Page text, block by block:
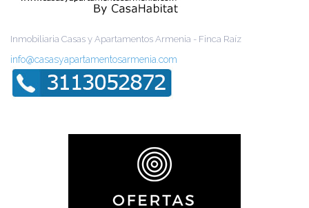
Inmobiliaria Casas y Apartamentos Armenia - Finca Raíz
info@casasyapartamentosarmenia.com